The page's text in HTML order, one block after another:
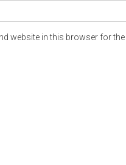
website in this browser for